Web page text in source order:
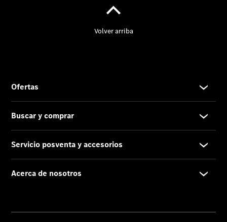
Ambiente
Noticias